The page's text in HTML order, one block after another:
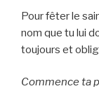
Pour fêter le
nom que tu lui
toujours et
Commence ta